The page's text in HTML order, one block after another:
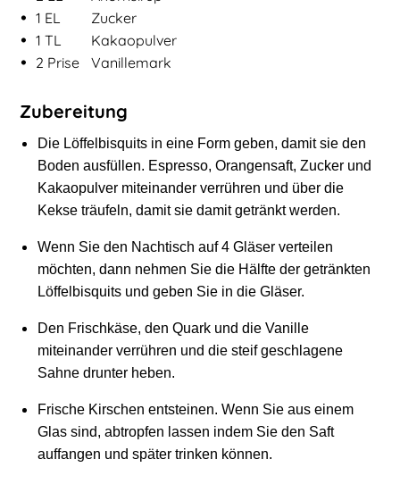
• 1 EL Zucker
• 1 TL Kakaopulver
• 2 Prise Vanillemark
Zubereitung
Die Löffelbisquits in eine Form geben, damit sie den
Boden ausfüllen. Espresso, Orangensaft, Zucker und
Kakaopulver miteinander verrühren und über die
Kekse träufeln, damit sie damit getränkt werden.
Wenn Sie den Nachtisch auf 4 Gläser verteilen
möchten, dann nehmen Sie die Hälfte der getränkten
Löffelbisquits und geben Sie in die Gläser.
Den Frischkäse, den Quark und die Vanille
miteinander verrühren und die steif geschlagene
Sahne drunter heben.
Frische Kirschen entsteinen. Wenn Sie aus einem
Glas sind, abtropfen lassen indem Sie den Saft
auffangen und später trinken können.